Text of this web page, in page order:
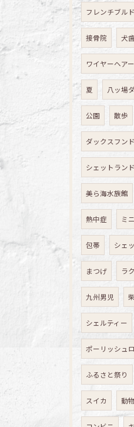
フレンチブル
接骨院 犬
ワイヤーヘア
夏 八ッ場
公園 散歩
ダックスフンド
シェットラン
美ら海水族館
熱中症 ミ
包帯 シェ
まつげ ラ
九州男児
シェルティー
ポーリッシュ
ふるさと祭り
スイカ 動